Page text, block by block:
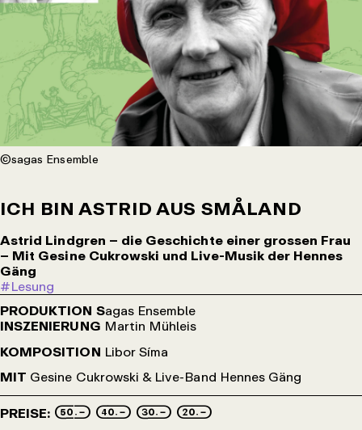
©sagas Ensemble
ICH BIN ASTRID AUS SMÅLAND
Astrid Lindgren – die Geschichte einer grossen Frau
– Mit Gesine Cukrowski und Live-Musik der Hennes
Gäng
#Lesung
PRODUKTION Sagas Ensemble
INSZENIERUNG Martin Mühleis
KOMPOSITION Libor Síma
MIT Gesine Cukrowski & Live-Band Hennes Gäng
PREISE: 50.– 40.– 30.– 20.–